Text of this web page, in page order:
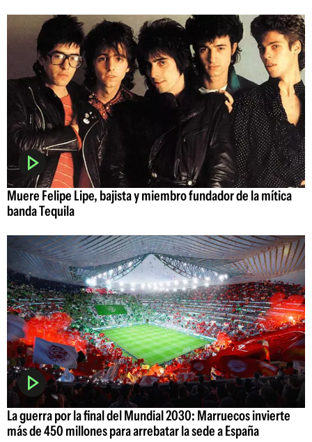
Muere Felipe Lipe, bajista y miembro fundador de la mítica
banda Tequila
La guerra por la final del Mundial 2030: Marruecos invierte
más de 450 millones para arrebatar la sede a España